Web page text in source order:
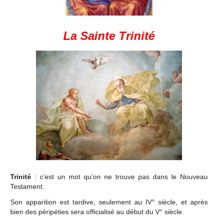
La Sainte Trinité
Trinité: c’est un mot qu’on ne trouve pas dans le Nouveau
Testament.
Son apparition est tardive, seulement au IV° siècle, et après
bien des péripéties sera officialisé au début du V° siècle.